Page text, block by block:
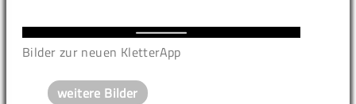
Bilder zur neuen KletterApp
weitere Bilder